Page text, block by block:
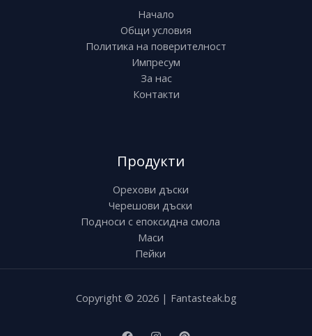
Начало
Общи условия
Политика на поверителност
Импресум
За нас
Контакти
Продукти
Орехови дъски
Черешови дъски
Подноси с епоксидна смола
Маси
Пейки
Copyright © 2026 | Fantasteak.bg